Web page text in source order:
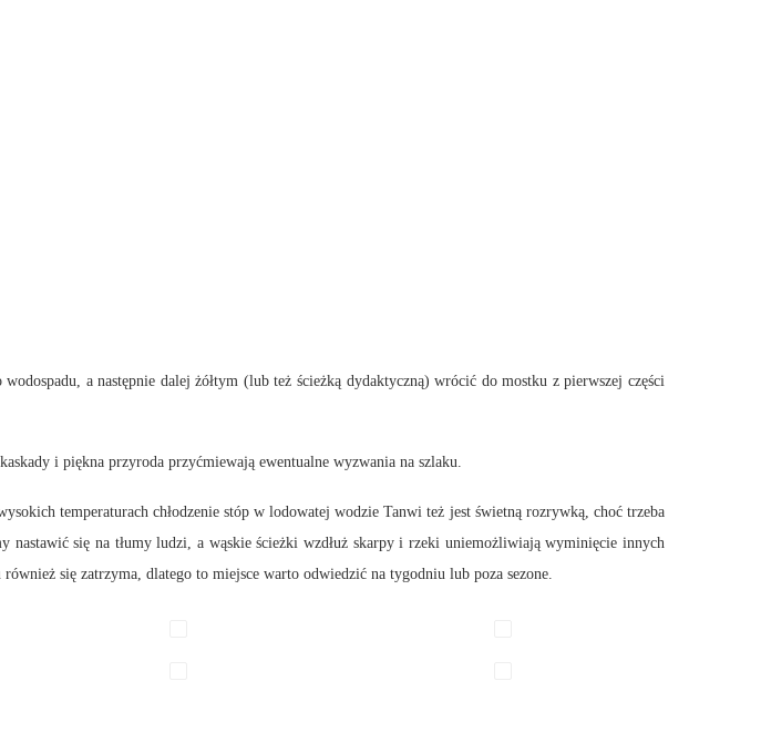
a następnie dalej żółtym (lub też ścieżką dydaktyczną) wrócić do mostku z pierwszej części
i piękna przyroda przyćmiewają ewentualne wyzwania na szlaku.
temperaturach chłodzenie stóp w lodowatej wodzie Tanwi też jest świetną rozrywką, choć trzeba
się na tłumy ludzi, a wąskie ścieżki wzdłuż skarpy i rzeki uniemożliwiają wyminięcie innych
się zatrzyma, dlatego to miejsce warto odwiedzić na tygodniu lub poza sezone.